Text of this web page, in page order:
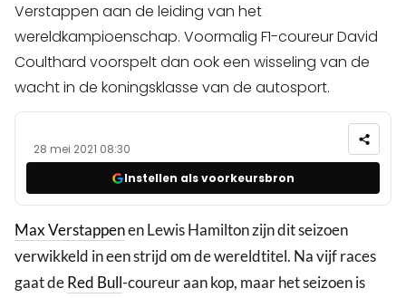
Verstappen aan de leiding van het
wereldkampioenschap. Voormalig F1-coureur David
Coulthard voorspelt dan ook een wisseling van de
wacht in de koningsklasse van de autosport.
28 mei 2021 08:30
Instellen als voorkeursbron
Max Verstappenen Lewis Hamilton zijn dit seizoen
verwikkeld in een strijd om de wereldtitel. Na vijf races
gaat deRed Bull-coureur aan kop, maar het seizoen is